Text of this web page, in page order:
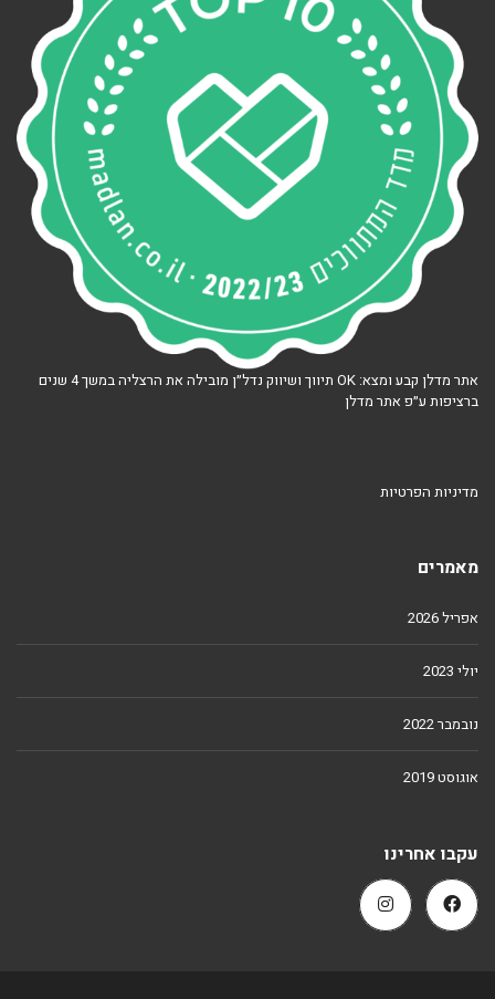
אתר מדלן קבע ומצא: OK תיווך ושיווק נדל״ן מובילה את הרצליה במשך 4 שנים
ברציפות ע״פ אתר מדלן
מדיניות הפרטיות
מאמרים
אפריל 2026
יולי 2023
נובמבר 2022
אוגוסט 2019
עקבו אחרינו